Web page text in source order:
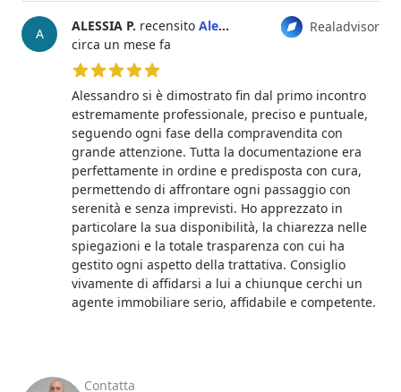
A Realadvisor
ALESSIA P. recensito Alessandro Sarro
circa un mese fa
5 su 5 stelle
Alessandro si è dimostrato fin dal primo incontro
estremamente professionale, preciso e puntuale,
seguendo ogni fase della compravendita con
grande attenzione. Tutta la documentazione era
perfettamente in ordine e predisposta con cura,
permettendo di affrontare ogni passaggio con
serenità e senza imprevisti. Ho apprezzato in
particolare la sua disponibilità, la chiarezza nelle
spiegazioni e la totale trasparenza con cui ha
gestito ogni aspetto della trattativa. Consiglio
vivamente di affidarsi a lui a chiunque cerchi un
agente immobiliare serio, affidabile e competente.
Contatta